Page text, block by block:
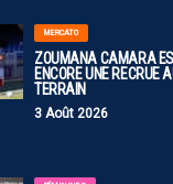
MERCATO
ZOUMANA CAMARA
ENCORE UNE RECRUE
TERRAIN
3 Août 2026
autant agité on